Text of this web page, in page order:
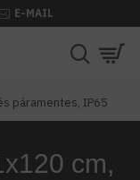
E-MAIL
páramentes, IP65
cm,